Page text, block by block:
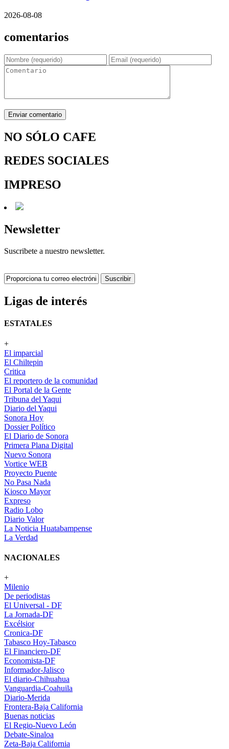
2026-08-08
comentarios
NO SÓLO CAFE
REDES SOCIALES
IMPRESO
Newsletter
Suscribete a nuestro newsletter.
Suscribir
Ligas de interés
ESTATALES
+
El imparcial
El Chiltepin
Critica
El reportero de la comunidad
El Portal de la Gente
Tribuna del Yaqui
Diario del Yaqui
Sonora Hoy
Dossier Político
El Diario de Sonora
Primera Plana Digital
Nuevo Sonora
Vortice WEB
Proyecto Puente
No Pasa Nada
Kiosco Mayor
Expreso
Radio Lobo
Diario Valor
La Noticia Huatabampense
La Verdad
NACIONALES
+
Milenio
De periodistas
El Universal - DF
La Jornada-DF
Excélsior
Cronica-DF
Tabasco Hoy-Tabasco
El Financiero-DF
Economista-DF
Informador-Jalisco
El diario-Chihuahua
Vanguardia-Coahuila
Diario-Merida
Frontera-Baja California
Buenas noticias
El Regio-Nuevo León
Debate-Sinaloa
Zeta-Baja California